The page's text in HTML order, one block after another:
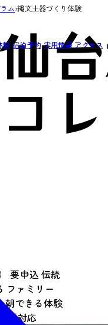
験 宿泊予約 実用情報 アクセス
ム›縄文土器づくり体験
要申込 伝統
ファミリー
朝できる体験
旅行対応